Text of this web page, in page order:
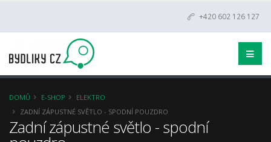
+420 602 126 127
DOMŮ E-SHOP
ELEKTRO
ZADNÍ ZÁPUSTNÉ SVĚTLO - SPODNÍ POUZDRO
Zadní zápustné světlo - spodní